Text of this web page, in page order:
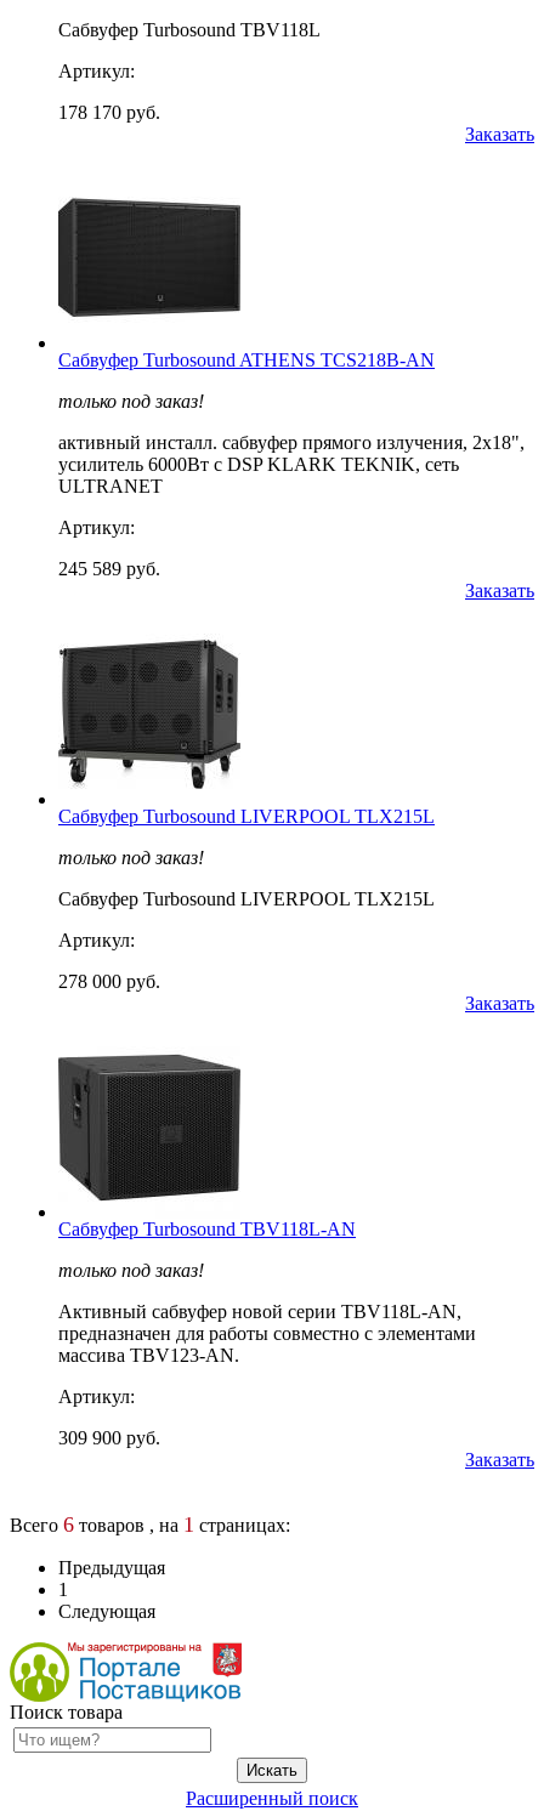
Сабвуфер Turbosound TBV118L
Артикул:
178 170 руб.
Заказать
Cабвуфер Turbosound ATHENS TCS218B-AN
только под заказ!
активный инсталл. сабвуфер прямого излучения, 2х18",
усилитель 6000Вт с DSP KLARK TEKNIK, сеть
ULTRANET
Артикул:
245 589 руб.
Заказать
Cабвуфер Turbosound LIVERPOOL TLX215L
только под заказ!
Cабвуфер Turbosound LIVERPOOL TLX215L
Артикул:
278 000 руб.
Заказать
Cабвуфер Turbosound TBV118L-AN
только под заказ!
Активный сабвуфер новой серии TBV118L-AN,
предназначен для работы совместно с элементами
массива TBV123-AN.
Артикул:
309 900 руб.
Заказать
Всего 6 товаров , на 1 страницах:
Предыдущая
1
Следующая
Поиск товара
Расширенный поиск